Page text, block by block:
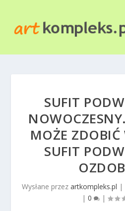
SUFIT
MOŻE ZDOBIĆ
SUFIT
Wysłane przez artkompleks.pl |
| 0 |